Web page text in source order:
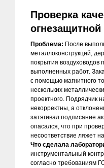
Проверка
огнезащитной
Проблема: После
металлоконструкций,
покрытия воздуховодов
выполненных работ.
с помощью магнитного
нескольких
проектного. Подрядчик
некорректны, а
затягивал подписание
опасался, что при
несоответствие ляжет
Что сделала
инструментальный
согласно требованиям